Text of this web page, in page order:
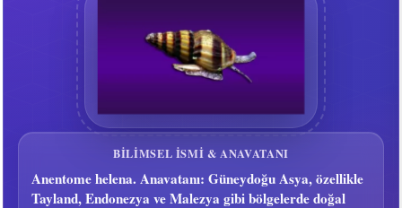
BILIMSEL ISMI & ANAVATANI
Anentome helena. Anavatanı: Güneydoğu Asya, özellikle
Tayland, Endonezya ve Malezya gibi bölgelerde doğal